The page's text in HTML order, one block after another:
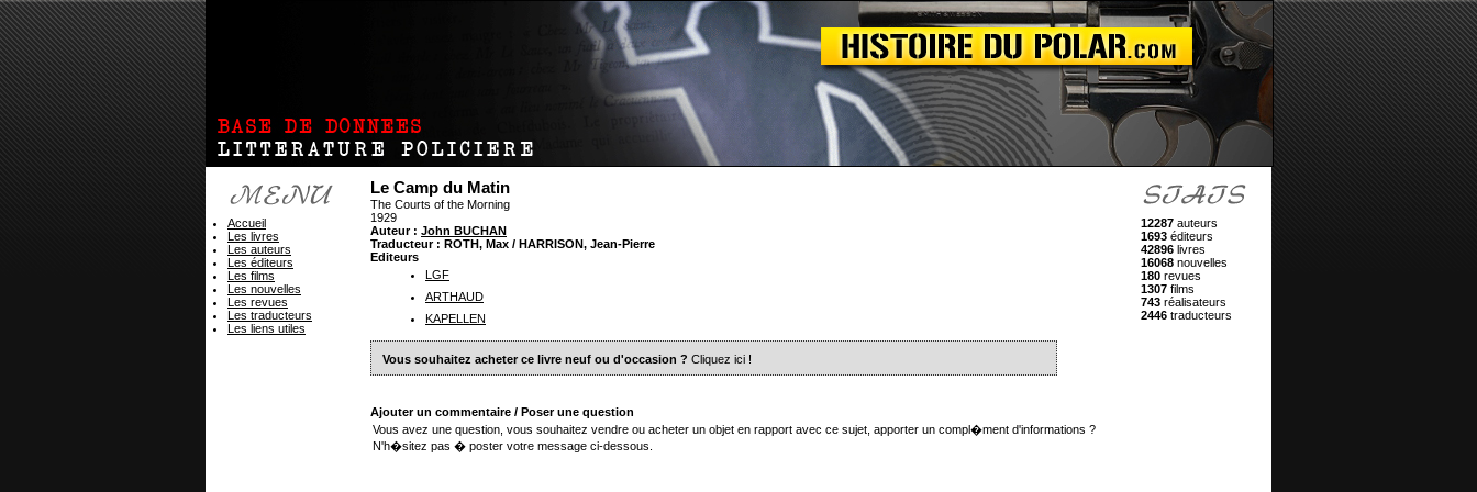
Le Camp du Matin
The Courts of the Morning
1929
Auteur : John BUCHAN
Traducteur : ROTH, Max / HARRISON, Jean-Pierre
Editeurs
LGF
ARTHAUD
KAPELLEN
Vous souhaitez acheter ce livre neuf ou d'occasion ? Cliquez ici !
Ajouter un commentaire / Poser une question
Vous avez une question, vous souhaitez vendre ou acheter un objet en rapport avec ce sujet, apporter un compl�ment d'informations ?
N'h�sitez pas � poster votre message ci-dessous.
Accueil
Les livres
Les auteurs
Les éditeurs
Les films
Les nouvelles
Les revues
Les traducteurs
Les liens utiles
12287 auteurs
1693 éditeurs
42896 livres
16068 nouvelles
180 revues
1307 films
743 réalisateurs
2446 traducteurs